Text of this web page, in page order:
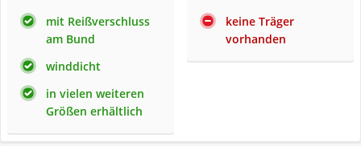
mit Reißverschluss
am Bund
winddicht
in vielen weiteren
Größen erhältlich
keine Träger
vorhanden